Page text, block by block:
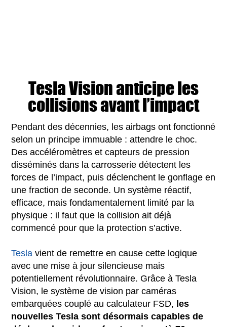
Tesla Vision anticipe les
collisions avant l’impact
Pendant des décennies, les airbags ont fonctionné
selon un principe immuable : attendre le choc.
Des accéléromètres et capteurs de pression
disséminés dans la carrosserie détectent les
forces de l’impact, puis déclenchent le gonflage en
une fraction de seconde. Un système réactif,
efficace, mais fondamentalement limité par la
physique : il faut que la collision ait déjà
commencé pour que la protection s’active.
Tesla vient de remettre en cause cette logique
avec une mise à jour silencieuse mais
potentiellement révolutionnaire. Grâce à Tesla
Vision, le système de vision par caméras
embarquées couplé au calculateur FSD, les
nouvelles Tesla sont désormais capables de